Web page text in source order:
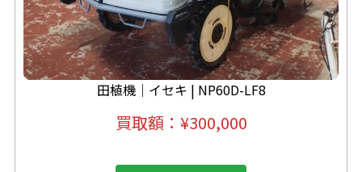
田植機｜イセキ | NP60D-LF8
買取額： ¥300,000